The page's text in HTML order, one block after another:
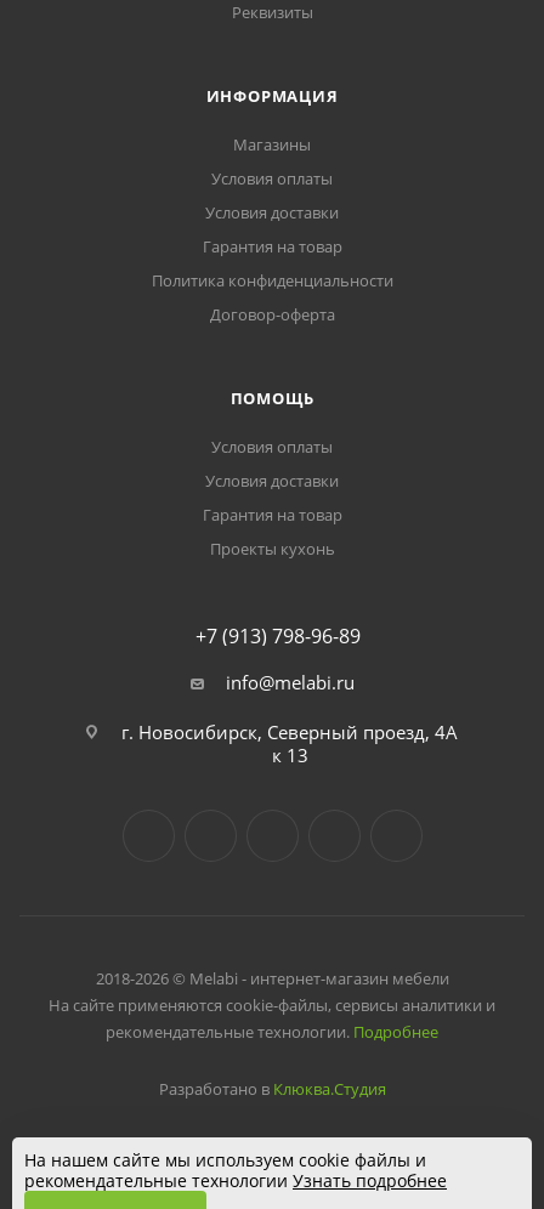
Реквизиты
ИНФОРМАЦИЯ
Магазины
Условия оплаты
Условия доставки
Гарантия на товар
Политика конфиденциальности
Договор-оферта
ПОМОЩЬ
Условия оплаты
Условия доставки
Гарантия на товар
Проекты кухонь
+7 (913) 798-96-89
info@melabi.ru
г. Новосибирск, Северный проезд, 4А
к 13
2018-2026 © Melabi - интернет-магазин мебели
На сайте применяются cookie-файлы, сервисы аналитики и
рекомендательные технологии. Подробнее
Разработано в Клюква.Студия
На нашем сайте мы используем cookie файлы и
рекомендательные технологии Узнать подробнее